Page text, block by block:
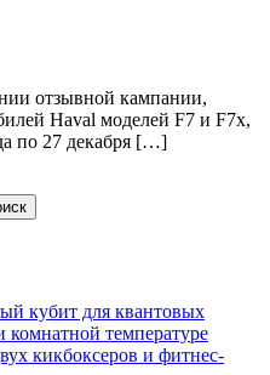
отзывной кампании,
Haval моделей F7 и F7x,
по 27 декабря […]
кубит для квантовых
температуре
кикбоксеров и фитнес-